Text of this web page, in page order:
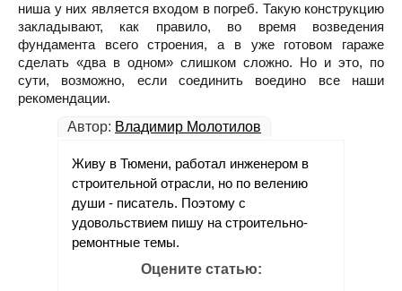
ниша у них является входом в погреб. Такую конструкцию
закладывают, как правило, во время возведения
фундамента всего строения, а в уже готовом гараже
сделать «два в одном» слишком сложно. Но и это, по
сути, возможно, если соединить воедино все наши
рекомендации.
Автор: Владимир Молотилов
Живу в Тюмени, работал инженером в
строительной отрасли, но по велению
души - писатель. Поэтому с
удовольствием пишу на строительно-
ремонтные темы.
Оцените статью: